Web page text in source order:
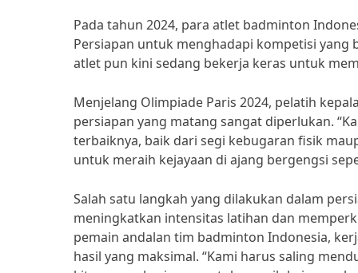
Pada tahun 2024, para atlet badminton
Persiapan untuk menghadapi kompetisi
atlet pun kini sedang bekerja keras untuk
Menjelang Olimpiade Paris 2024, pelatih
persiapan yang matang sangat diperlukan.
terbaiknya, baik dari segi kebugaran fisik
untuk meraih kejayaan di ajang bergengsi
Salah satu langkah yang dilakukan dalam
meningkatkan intensitas latihan dan
pemain andalan tim badminton Indonesia,
hasil yang maksimal. “Kami harus saling